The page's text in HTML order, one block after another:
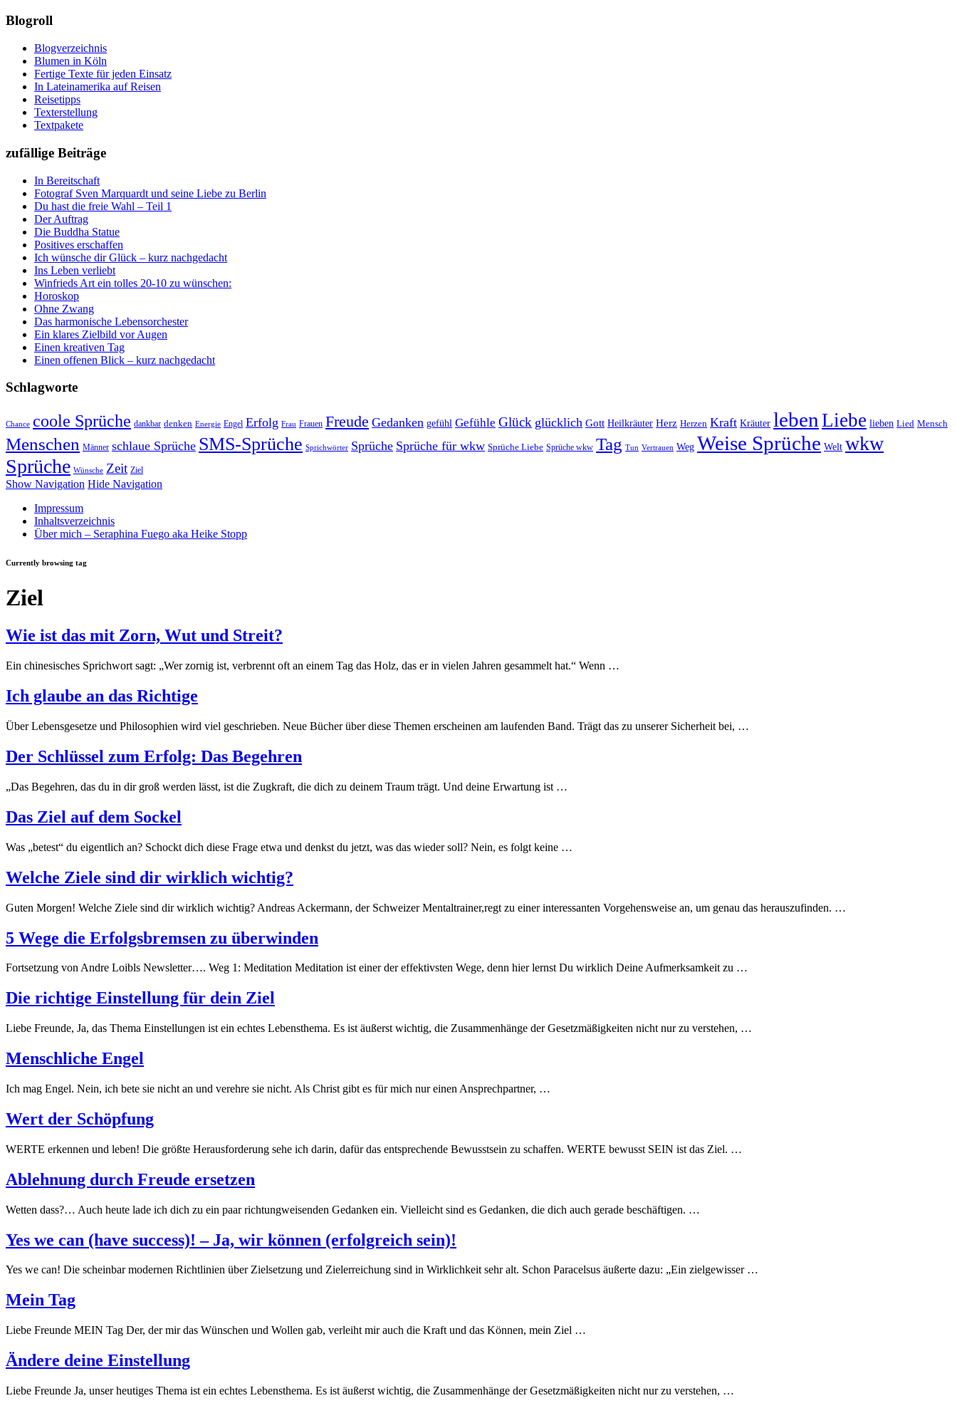
Blogroll
Blogverzeichnis
Blumen in Köln
Fertige Texte für jeden Einsatz
In Lateinamerika auf Reisen
Reisetipps
Texterstellung
Textpakete
zufällige Beiträge
In Bereitschaft
Fotograf Sven Marquardt und seine Liebe zu Berlin
Du hast die freie Wahl – Teil 1
Der Auftrag
Die Buddha Statue
Positives erschaffen
Ich wünsche dir Glück – kurz nachgedacht
Ins Leben verliebt
Winfrieds Art ein tolles 20-10 zu wünschen:
Horoskop
Ohne Zwang
Das harmonische Lebensorchester
Ein klares Zielbild vor Augen
Einen kreativen Tag
Einen offenen Blick – kurz nachgedacht
Schlagworte
Chance coole Sprüche dankbar denken Energie Engel Erfolg Frau Frauen Freude Gedanken gefühl Gefühle Glück glücklich Gott Heilkräuter Herz Herzen Kraft Kräuter leben Liebe lieben Lied Mensch
Menschen Männer schlaue Sprüche SMS-Sprüche Sprichwörter Sprüche Sprüche für wkw Sprüche Liebe Sprüche wkw Tag Tun Vertrauen Weg Weise Sprüche Welt wkw
Sprüche Wünsche Zeit Ziel
Show Navigation Hide Navigation
Impressum
Inhaltsverzeichnis
Über mich – Seraphina Fuego aka Heike Stopp
Currently browsing tag
Ziel
Wie ist das mit Zorn, Wut und Streit?
Ein chinesisches Sprichwort sagt: „Wer zornig ist, verbrennt oft an einem Tag das Holz, das er in vielen Jahren gesammelt hat.“ Wenn …
Ich glaube an das Richtige
Über Lebensgesetze und Philosophien wird viel geschrieben. Neue Bücher über diese Themen erscheinen am laufenden Band. Trägt das zu unserer Sicherheit bei, …
Der Schlüssel zum Erfolg: Das Begehren
„Das Begehren, das du in dir groß werden lässt, ist die Zugkraft, die dich zu deinem Traum trägt. Und deine Erwartung ist …
Das Ziel auf dem Sockel
Was „betest“ du eigentlich an? Schockt dich diese Frage etwa und denkst du jetzt, was das wieder soll? Nein, es folgt keine …
Welche Ziele sind dir wirklich wichtig?
Guten Morgen! Welche Ziele sind dir wirklich wichtig? Andreas Ackermann, der Schweizer Mentaltrainer,regt zu einer interessanten Vorgehensweise an, um genau das herauszufinden. …
5 Wege die Erfolgsbremsen zu überwinden
Fortsetzung von Andre Loibls Newsletter…. Weg 1: Meditation Meditation ist einer der effektivsten Wege, denn hier lernst Du wirklich Deine Aufmerksamkeit zu …
Die richtige Einstellung für dein Ziel
Liebe Freunde, Ja, das Thema Einstellungen ist ein echtes Lebensthema. Es ist äußerst wichtig, die Zusammenhänge der Gesetzmäßigkeiten nicht nur zu verstehen, …
Menschliche Engel
Ich mag Engel. Nein, ich bete sie nicht an und verehre sie nicht. Als Christ gibt es für mich nur einen Ansprechpartner, …
Wert der Schöpfung
WERTE erkennen und leben! Die größte Herausforderung sehe ich darin, dafür das entsprechende Bewusstsein zu schaffen. WERTE bewusst SEIN ist das Ziel. …
Ablehnung durch Freude ersetzen
Wetten dass?… Auch heute lade ich dich zu ein paar richtungweisenden Gedanken ein. Vielleicht sind es Gedanken, die dich auch gerade beschäftigen. …
Yes we can (have success)! – Ja, wir können (erfolgreich sein)!
Yes we can! Die scheinbar modernen Richtlinien über Zielsetzung und Zielerreichung sind in Wirklichkeit sehr alt. Schon Paracelsus äußerte dazu: „Ein zielgewisser …
Mein Tag
Liebe Freunde MEIN Tag Der, der mir das Wünschen und Wollen gab, verleiht mir auch die Kraft und das Können, mein Ziel …
Ändere deine Einstellung
Liebe Freunde Ja, unser heutiges Thema ist ein echtes Lebensthema. Es ist äußerst wichtig, die Zusammenhänge der Gesetzmäßigkeiten nicht nur zu verstehen, …